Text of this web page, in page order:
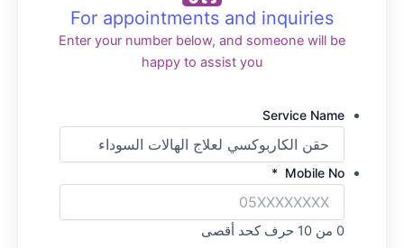
For appointments and inquiries
Enter your number below, and someone will be
happy to assist you
Service Name
Mobile No
*
0 من 10 حرف كحد أقصى